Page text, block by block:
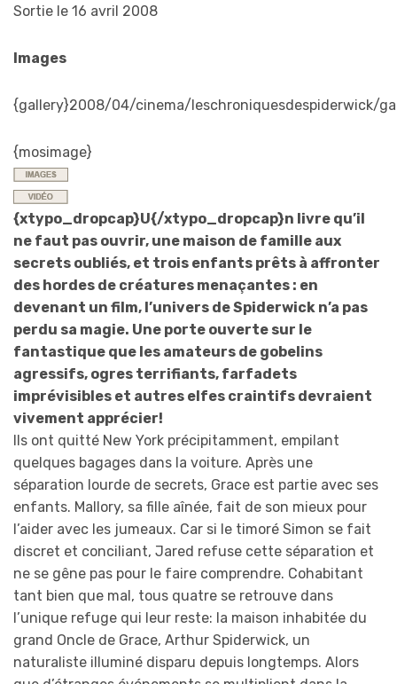
Sortie le 16 avril 2008
Images
{gallery}2008/04/cinema/leschroniquesdespiderwick/
{mosimage}
{xtypo_dropcap}U{/xtypo_dropcap}n livre qu’il
ne faut pas ouvrir, une maison de famille aux
secrets oubliés, et trois enfants prêts à affronter
des hordes de créatures menaçantes : en
devenant un film, l’univers de Spiderwick n’a pas
perdu sa magie. Une porte ouverte sur le
fantastique que les amateurs de gobelins
agressifs, ogres terrifiants, farfadets
imprévisibles et autres elfes craintifs devraient
vivement apprécier!
Ils ont quitté New York précipitamment, empilant
quelques bagages dans la voiture. Après une
séparation lourde de secrets, Grace est partie avec ses
enfants. Mallory, sa fille aînée, fait de son mieux pour
l’aider avec les jumeaux. Car si le timoré Simon se fait
discret et conciliant, Jared refuse cette séparation et
ne se gêne pas pour le faire comprendre. Cohabitant
tant bien que mal, tous quatre se retrouve dans
l’unique refuge qui leur reste: la maison inhabitée du
grand Oncle de Grace, Arthur Spiderwick, un
naturaliste illuminé disparu depuis longtemps. Alors